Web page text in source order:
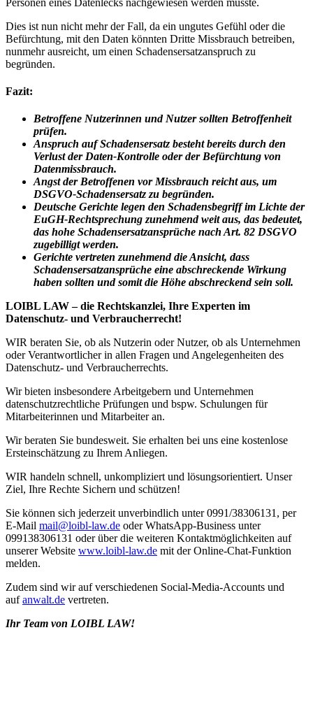
Personen eines Datenlecks nachgewiesen werden musste.
Dies ist nun nicht mehr der Fall, da ein ungutes Gefühl oder die
Befürchtung, mit den Daten könnten Dritte Missbrauch betreiben,
nunmehr ausreicht, um einen Schadensersatzanspruch zu
begründen.
Fazit:
Betroffene Nutzerinnen und Nutzer sollten Betroffenheit
prüfen.
Anspruch auf Schadensersatz besteht bereits durch den
Verlust der Daten-Kontrolle oder der Befürchtung von
Datenmissbrauch.
Angst der Betroffenen vor Missbrauch reicht aus, um
DSGVO-Schadensersatz zu begründen.
Deutsche Gerichte legen den Schadensbegriff im Lichte der
EuGH-Rechtsprechung zunehmend weit aus, das bedeutet,
das hohe Schadensersatzansprüche nach Art. 82 DSGVO
zugebilligt werden.
Gerichte vertreten zunehmend die Ansicht, dass
Schadensersatzansprüche eine abschreckende Wirkung
haben sollten und somit die Höhe abschreckend sein soll.
LOIBL LAW – die Rechtskanzlei, Ihre Experten im
Datenschutz- und Verbraucherrecht!
WIR beraten Sie, ob als Nutzerin oder Nutzer, ob als Unternehmen
oder Verantwortlicher in allen Fragen und Angelegenheiten des
Datenschutz- und Verbraucherrechts.
Wir bieten insbesondere Arbeitgebern und Unternehmen
datenschutzrechtliche Prüfungen und bspw. Schulungen für
Mitarbeiterinnen und Mitarbeiter an.
Wir beraten Sie bundesweit. Sie erhalten bei uns eine kostenlose
Ersteinschätzung zu Ihrem Anliegen.
WIR handeln schnell, unkompliziert und lösungsorientiert. Unser
Ziel, Ihre Rechte Sichern und schützen!
Sie können sich jederzeit unverbindlich unter 0991/38306131, per
E-Mail mail@loibl-law.de oder WhatsApp-Business unter
099138306131 oder über die weiteren Kontaktmöglichkeiten auf
unserer Website www.loibl-law.de mit der Online-Chat-Funktion
melden.
Zudem sind wir auf verschiedenen Social-Media-Accounts und
aufanwalt.de vertreten.
Ihr Team von LOIBL LAW!